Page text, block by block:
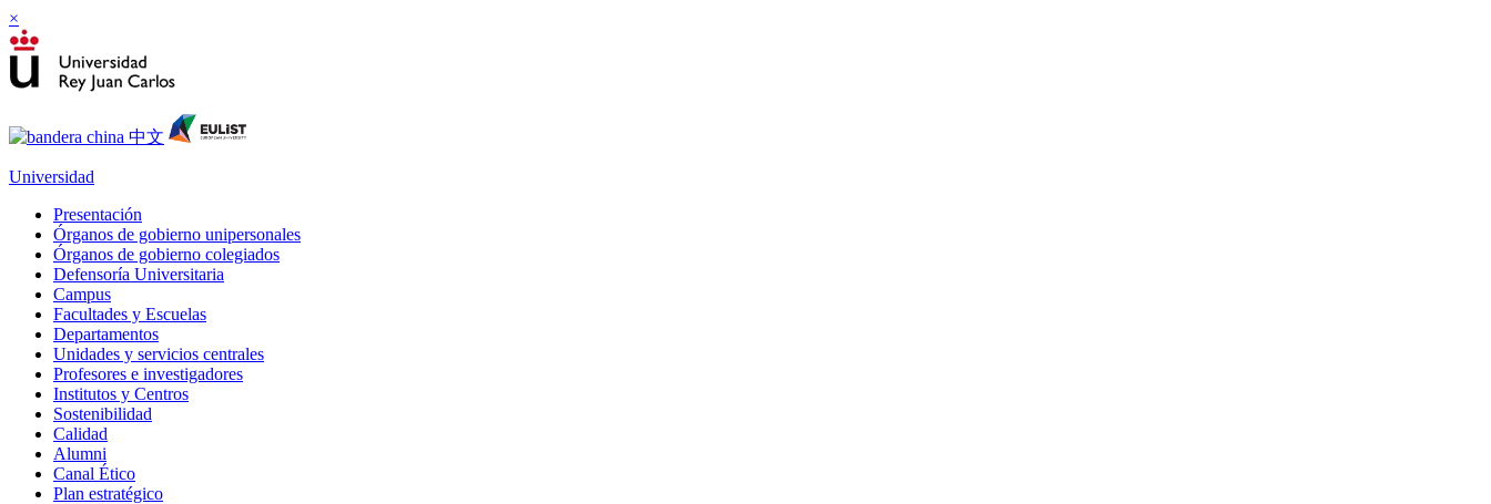
×
Universidad
Presentación
Órganos de gobierno unipersonales
Órganos de gobierno colegiados
Defensoría Universitaria
Campus
Facultades y Escuelas
Departamentos
Unidades y servicios centrales
Profesores e investigadores
Institutos y Centros
Sostenibilidad
Calidad
Alumni
Canal Ético
Plan estratégico